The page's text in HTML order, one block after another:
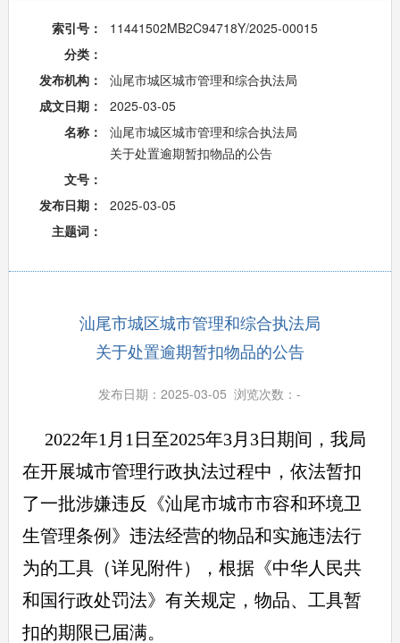
索引号：
11441502MB2C94718Y/2025-00015
分类：
发布机构：
汕尾市城区城市管理和综合执法局
成文日期：
2025-03-05
名称：
汕尾市城区城市管理和综合执法局
关于处置逾期暂扣物品的公告
文号：
发布日期：
2025-03-05
主题词：
汕尾市城区城市管理和综合执法局
关于处置逾期暂扣物品的公告
发布日期：2025-03-05 浏览次数：-
2022年1月1日至2025年3月3日期间，我局
在开展城市管理行政执法过程中，依法暂扣
了一批涉嫌违反《汕尾市城市市容和环境卫
生管理条例》违法经营的物品和实施违法行
为的工具（详见附件），根据《中华人民共
和国行政处罚法》有关规定，物品、工具暂
扣的期限已届满。